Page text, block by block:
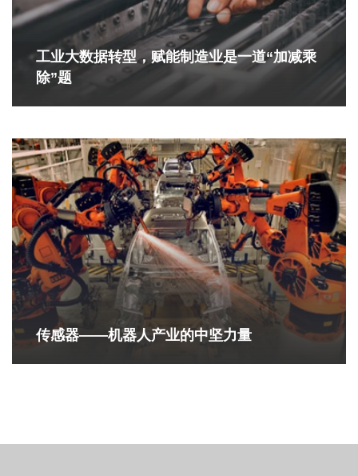
工业大数据转型，赋能制造业是一道“加减乘
除”题
传感器——机器人产业的中坚力量